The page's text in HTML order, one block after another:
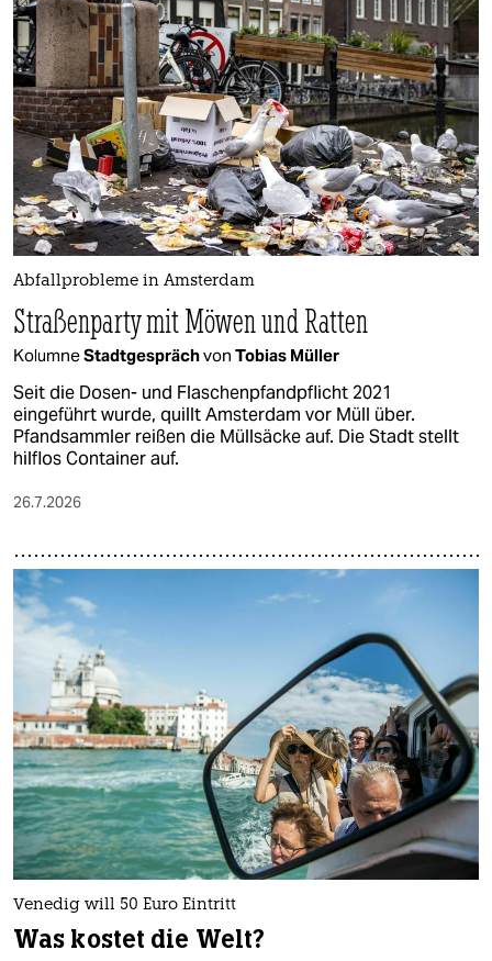
epaper login
Abfallprobleme in Amsterdam
Straßenparty mit Möwen und Ratten
KolumneStadtgesprächvon Tobias Müller
Seit die Dosen- und Flaschenpfandpflicht 2021
eingeführt wurde, quillt Amsterdam vor Müll über.
Pfandsammler reißen die Müllsäcke auf. Die Stadt stellt
hilflos Container auf.
26.7.2026
Venedig will 50 Euro Eintritt
Was kostet die Welt?